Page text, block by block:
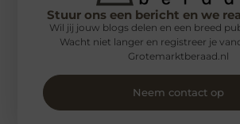
Stuur ons een bericht en we
Wil jij jouw blogs delen en een breed
Wacht niet langer en registreer je
Grotemarktberaad.nl
Neem contact op